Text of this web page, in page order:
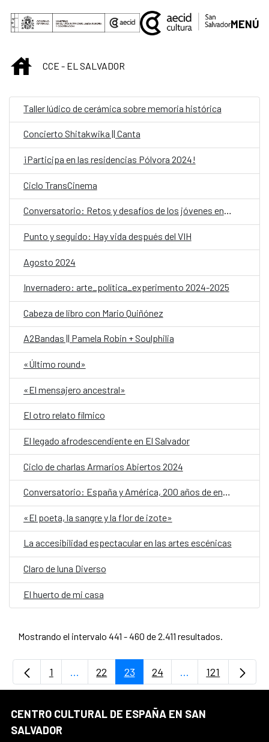
Saltar al contenido principal
MENÚ
INICIOCCE - EL SALVADOR
Taller lúdico de cerámica sobre memoria histórica
Concierto Shitakwika || Canta
¡Participa en las residencias Pólvora 2024!
Ciclo TransCinema
Conversatorio: Retos y desafíos de los jóvenes en la era digital
Punto y seguido: Hay vida después del VIH
Agosto 2024
Invernadero: arte_política_experimento 2024-2025
Cabeza de libro con Mario Quiñónez
A2Bandas || Pamela Robin + Soulphilia
«Último round»
«El mensajero ancestral»
El otro relato fílmico
El legado afrodescendiente en El Salvador
Ciclo de charlas Armarios Abiertos 2024
Conversatorio: España y América, 200 años de encuentros y desencuentros
«El poeta, la sangre y la flor de izote»
La accesibilidad espectacular en las artes escénicas
Claro de luna Diverso
El huerto de mi casa
Mostrando el intervalo 441 - 460 de 2.411 resultados.
Página
1 ...Páginas intermedias Use TAB para
Página
22 Página
23 Página
24 ...PáginasPágina
121
CENTRO CULTURAL DE ESPAÑA EN SAN
SALVADOR